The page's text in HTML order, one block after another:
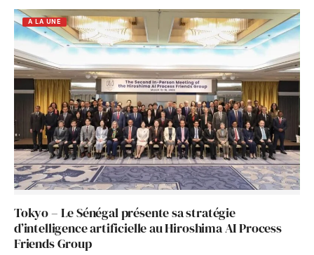
A LA UNE
Tokyo – Le Sénégal présente sa stratégie
d’intelligence artificielle au Hiroshima AI Process
Friends Group